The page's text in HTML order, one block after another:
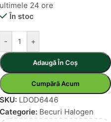
ultimele 24 ore
În stoc
- +
Adaugă În Coș
Cumpără Acum
SKU: LDOD6446
Categorie: Becuri Halogen